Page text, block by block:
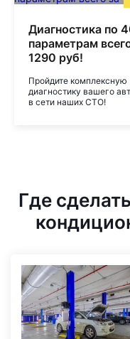
Диагностика по
параметрам
1290 руб!
Пройдите комплексную
диагностику вашего
в сети наших СТО!
Где